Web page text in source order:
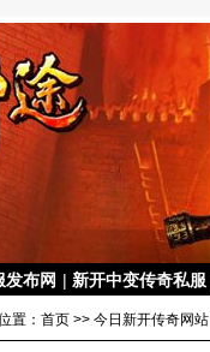
发布网 | 新开中变传奇私服
置： 首页 >> 今日新开传奇网站